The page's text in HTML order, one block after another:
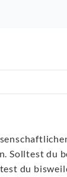
Solltest du
du